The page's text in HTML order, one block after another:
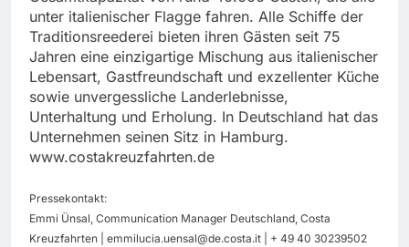
unter italienischer Flagge fahren. Alle Schiffe der
Traditionsreederei bieten ihren Gästen seit 75
Jahren eine einzigartige Mischung aus italienischer
Lebensart, Gastfreundschaft und exzellenter Küche
sowie unvergessliche Landerlebnisse,
Unterhaltung und Erholung. In Deutschland hat das
Unternehmen seinen Sitz in Hamburg.
www.costakreuzfahrten.de
Pressekontakt:
Emmi Ünsal, Communication Manager Deutschland, Costa
Kreuzfahrten | emmilucia.uensal@de.costa.it | + 49 40 30239502